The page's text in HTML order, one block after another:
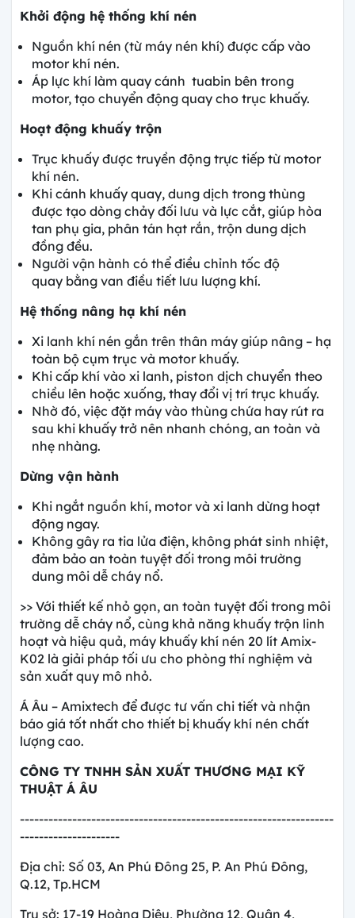
Khởi động hệ thống khí nén
Nguồn khí nén (từ máy nén khí) được cấp vào
motor khí nén.
Áp lực khí làm quay cánh tuabin bên trong
motor, tạo chuyển động quay cho trục khuấy.
Hoạt động khuấy trộn
Trục khuấy được truyền động trực tiếp từ motor
khí nén.
Khi cánh khuấy quay, dung dịch trong thùng
được tạo dòng chảy đối lưu và lực cắt, giúp hòa
tan phụ gia, phân tán hạt rắn, trộn dung dịch
đồng đều.
Người vận hành có thể điều chỉnh tốc độ
quay bằng van điều tiết lưu lượng khí.
Hệ thống nâng hạ khí nén
Xi lanh khí nén gắn trên thân máy giúp nâng – hạ
toàn bộ cụm trục và motor khuấy.
Khi cấp khí vào xi lanh, piston dịch chuyển theo
chiều lên hoặc xuống, thay đổi vị trí trục khuấy.
Nhờ đó, việc đặt máy vào thùng chứa hay rút ra
sau khi khuấy trở nên nhanh chóng, an toàn và
nhẹ nhàng.
Dừng vận hành
Khi ngắt nguồn khí, motor và xi lanh dừng hoạt
động ngay.
Không gây ra tia lửa điện, không phát sinh nhiệt,
đảm bảo an toàn tuyệt đối trong môi trường
dung môi dễ cháy nổ.
>> Với thiết kế nhỏ gọn, an toàn tuyệt đối trong môi
trường dễ cháy nổ, cùng khả năng khuấy trộn linh
hoạt và hiệu quả, máy khuấy khí nén 20 lít Amix-
K02 là giải pháp tối ưu cho phòng thí nghiệm và
sản xuất quy mô nhỏ.
Á Âu – Amixtech để được tư vấn chi tiết và nhận
báo giá tốt nhất cho thiết bị khuấy khí nén chất
lượng cao.
CÔNG TY TNHH SẢN XUẤT THƯƠNG MẠI KỸ
THUẬT Á ÂU
------------------------------------------------------------------
---------------------
Địa chỉ: Số 03, An Phú Đông 25, P. An Phú Đông,
Q.12, Tp.HCM
Trụ sở: 17-19 Hoàng Diệu, Phường 12, Quận 4,